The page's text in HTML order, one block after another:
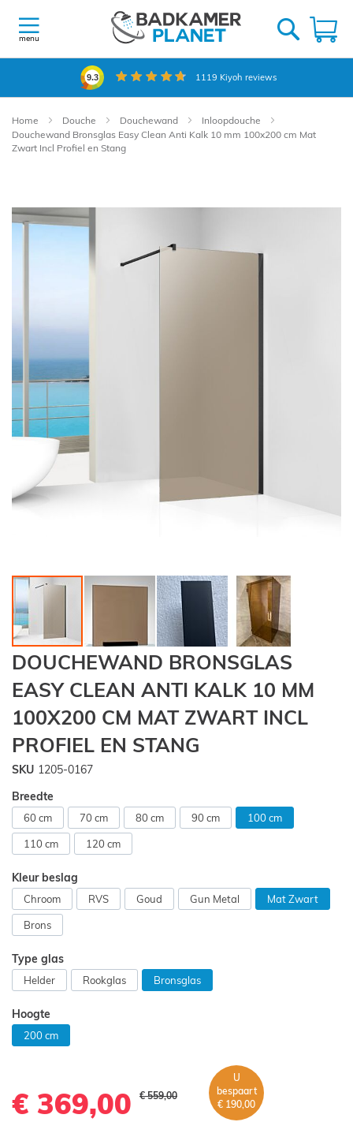
naar
de
menu
9.3 1119 Kiyoh reviews
Home Douche Douchewand
Inloopdouche
Douchewand Bronsglas Easy Clean Anti Kalk 10 mm 100x200 cm Mat
Zwart Incl Profiel en Stang
het
einde
Ga
naar
het
begin
van
de
afbeeldingen-
DOUCHEWAND BRONSGLAS
EASY CLEAN ANTI KALK 10 MM
100X200 CM MAT ZWART INCL
PROFIEL EN STANG
SKU 1205-0167
Breedte
60 cm 70 cm 80 cm 90 cm 100 cm
110 cm 120 cm
Kleur beslag
Chroom RVS Goud Gun Metal Mat Zwart
Brons
Type glas
Helder Rookglas Bronsglas
Hoogte
200 cm
€ 369,00 € 559,00
U
bespaart
€ 190,00